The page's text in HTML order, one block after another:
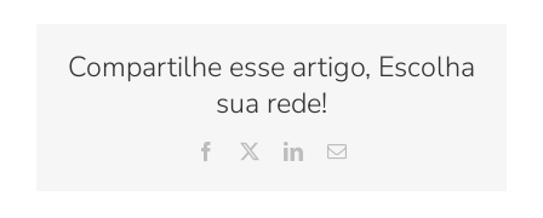
Compartilhe esse artigo, Escolha
sua rede!
Facebook LinkedIn
E-